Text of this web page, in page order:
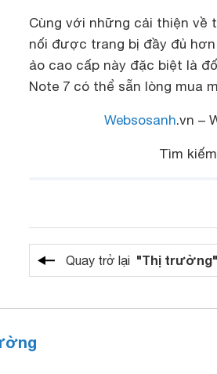
Cùng với những cải thiện về
nối được trang bị đầy đủ
ảo cao cấp này đặc biệt là
Note 7 có thể sẵn lòng mua
Websosanh.vn –
Tìm
Quay trở lại "Thị trường"